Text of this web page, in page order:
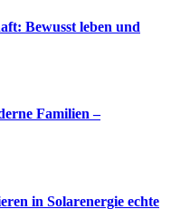
Bewusst leben und
Familien –
in Solarenergie echte